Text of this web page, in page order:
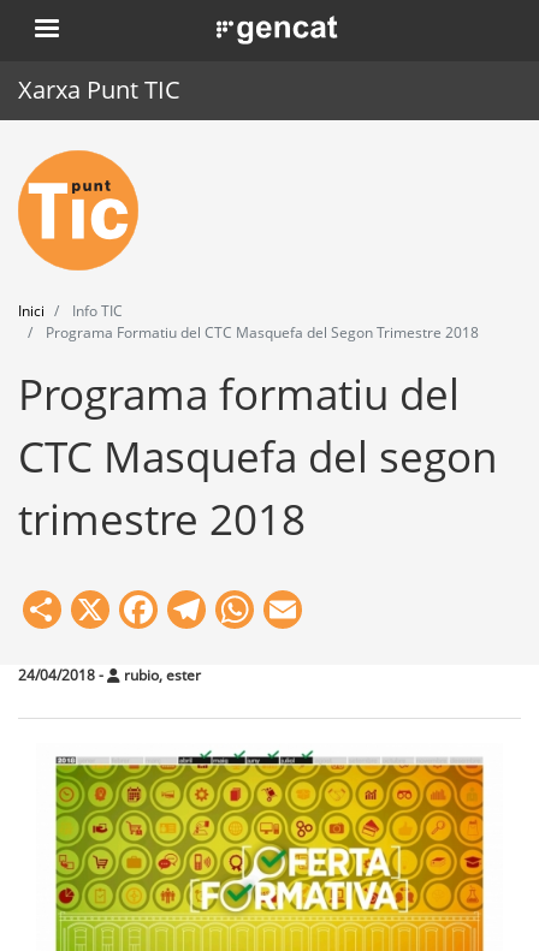
Vés
al
. Obre en una nova finestra.
Xarxa Punt TIC
Inici
Punt TIC
Actualitat
Agenda
Formació
Eines
Inici
Info TIC
Programa Formatiu del CTC Masquefa del Segon Trimestre 2018
Programa formatiu del
CTC Masquefa del segon
trimestre 2018
Share
X Facebook
Telegram
WhatsApp
24/04/2018- rubio, ester